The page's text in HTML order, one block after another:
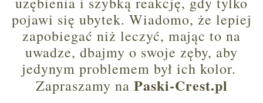
pojawi się ubytek. Wiadomo, że lepiej
zapobiegać niż leczyć, mając to na
uwadze, dbajmy o swoje zęby, aby
jedynym problemem był ich kolor.
Zapraszamy na Paski-Crest.pl